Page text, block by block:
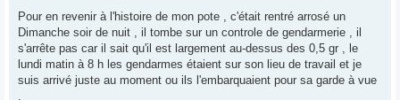
s
a
g
Pour en revenir à l'histoire de mon pote , c'était rentré arrosé un
Dimanche soir de nuit , il tombe sur un controle de gendarmerie , il
s'arrête pas car il sait qu'il est largement au-dessus des 0,5 gr , le
lundi matin à 8 h les gendarmes étaient sur son lieu de travail et je
suis arrivé juste au moment ou ils l'embarquaient pour sa garde à vue
.